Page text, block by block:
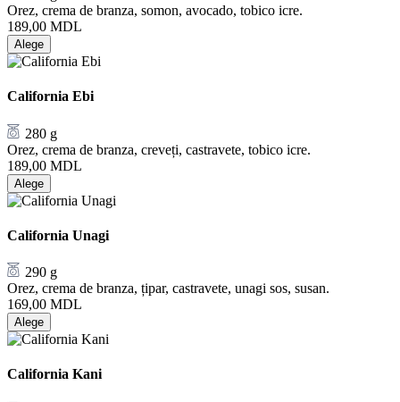
Orez, crema de branza, somon, avocado, tobico icre.
189,00 MDL
Alege
California Ebi
280 g
Orez, crema de branza, creveți, castravete, tobico icre.
189,00 MDL
Alege
California Unagi
290 g
Orez, crema de branza, țipar, castravete, unagi sos, susan.
169,00 MDL
Alege
California Kani